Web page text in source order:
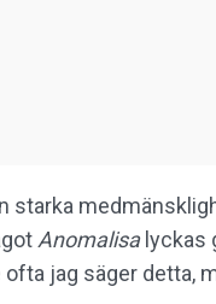
starka
Anomalisa lyckas
jag säger detta,